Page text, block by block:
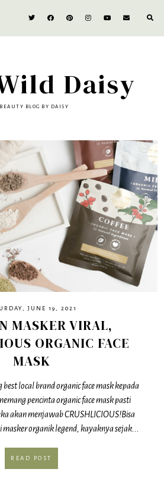
Daisy
BLOG BY DAISY
JUNE 19, 2021
MASKER VIRAL,
ORGANIC FACE
MASK
local brand organic face mask kepada
pencinta organic face mask pasti
akan menjawab CRUSHLICIOUS!Bisa
organik legend, kayaknya sejak...
READ POST